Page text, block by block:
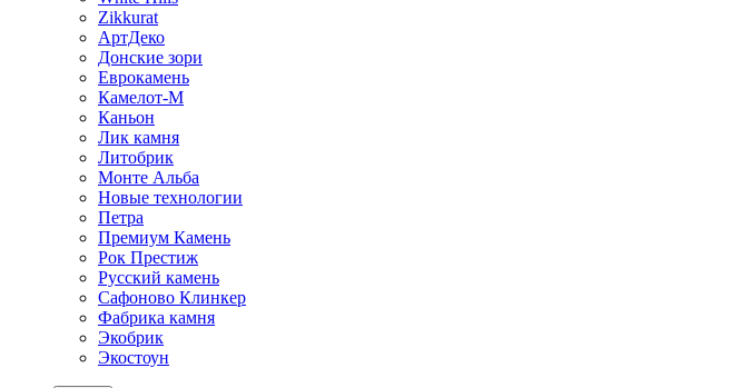
Zikkurat
АртДеко
Донские зори
Еврокамень
Камелот-М
Каньон
Лик камня
Литобрик
Монте Альба
Новые технологии
Петра
Премиум Камень
Рок Престиж
Русский камень
Сафоново Клинкер
Фабрика камня
Экобрик
Экостоун